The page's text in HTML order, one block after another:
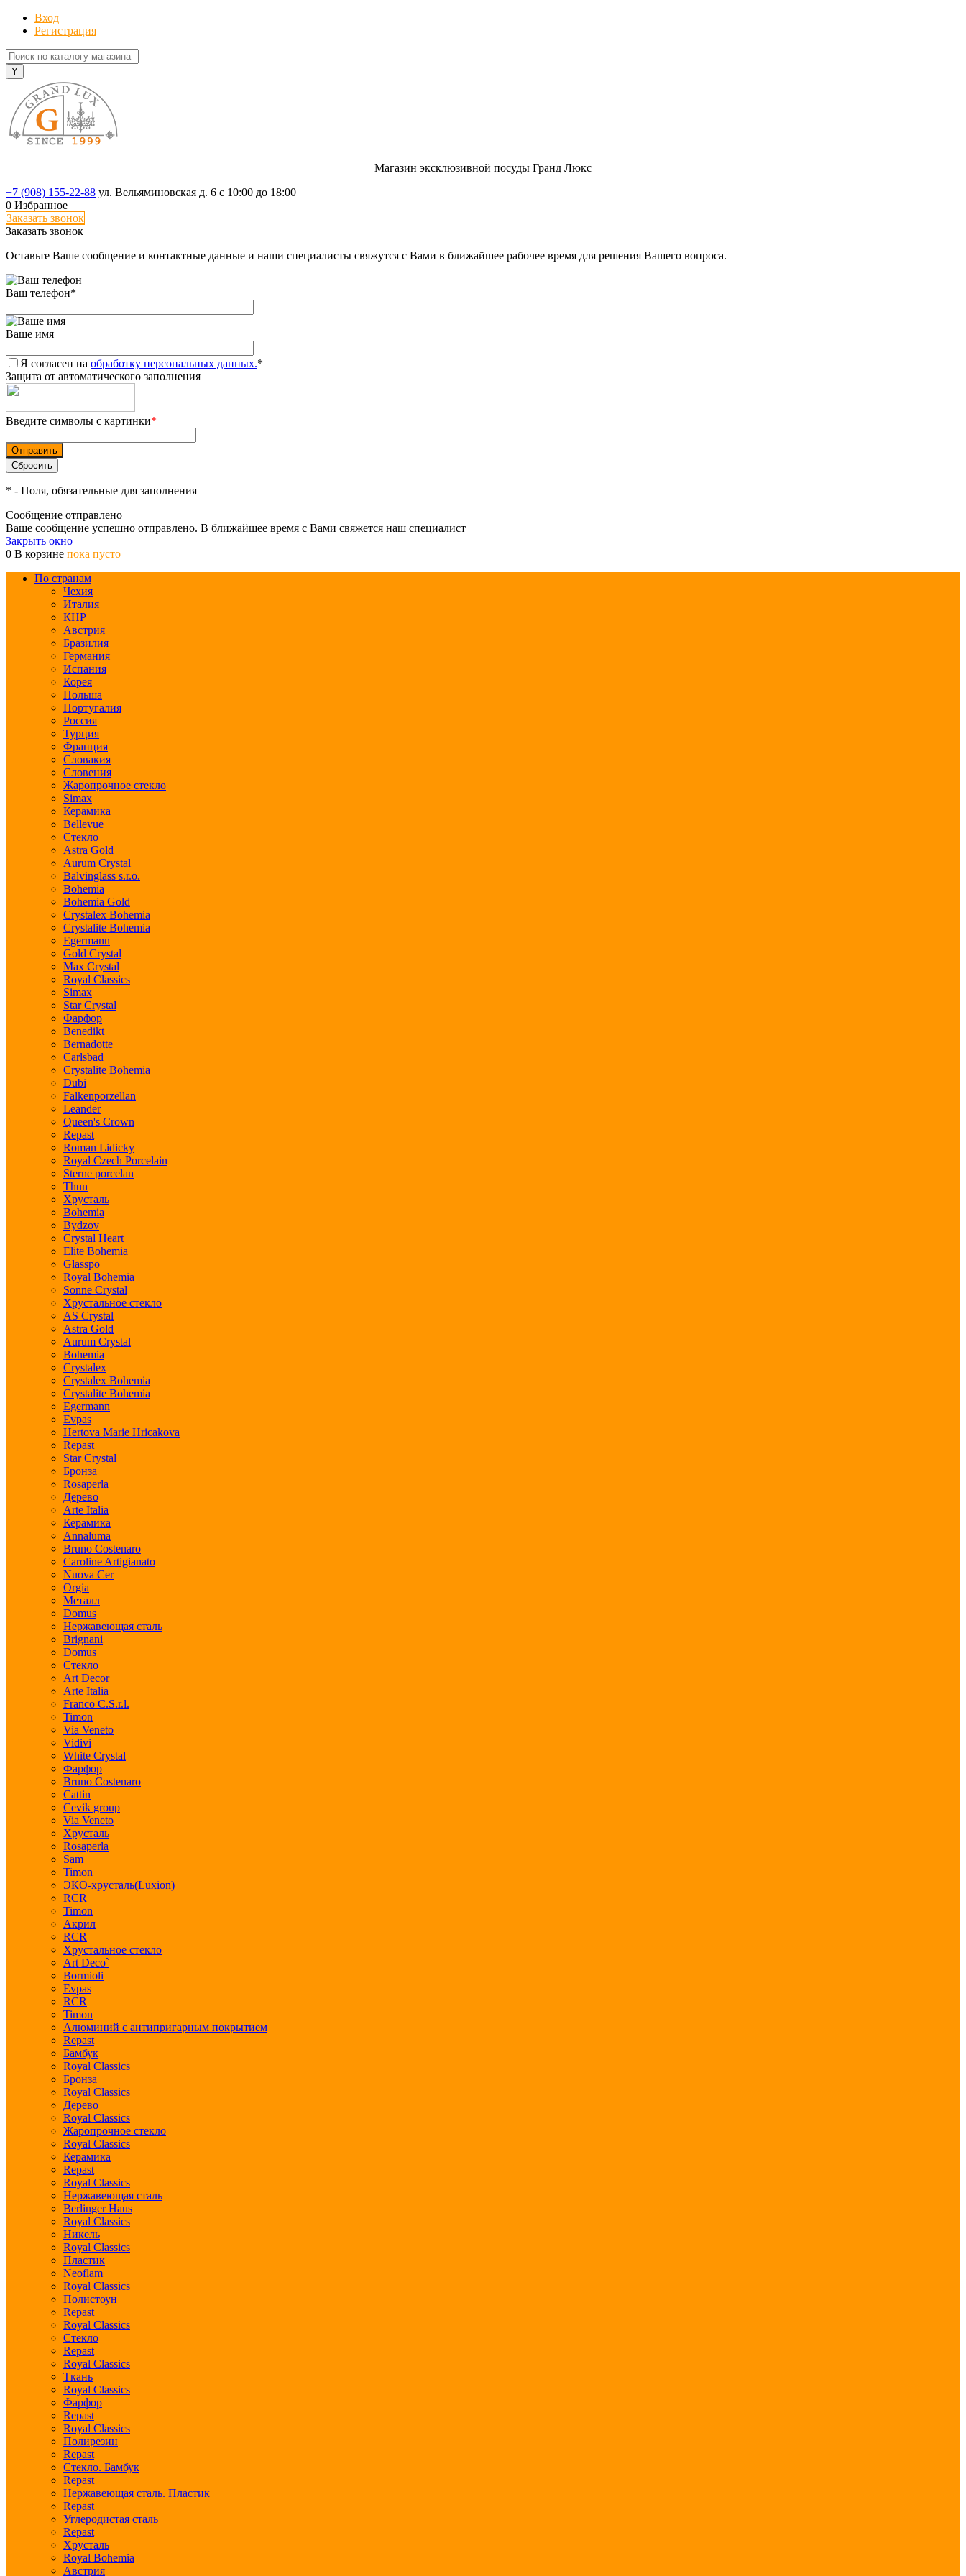
Вход
Регистрация
Магазин эксклюзивной посуды Гранд Люкс
+7 (908) 155-22-88 ул. Вельяминовская д. 6 с 10:00 до 18:00
0 Избранное
Заказать звонок
Заказать звонок
Оставьте Ваше сообщение и контактные данные и наши специалисты свяжутся с Вами в ближайшее рабочее время для решения Вашего вопроса.
Ваш телефон*
Ваше имя
Я согласен на обработку персональных данных.*
Защита от автоматического заполнения
Введите символы с картинки*
* - Поля, обязательные для заполнения
Сообщение отправлено
Ваше сообщение успешно отправлено. В ближайшее время с Вами свяжется наш специалист
Закрыть окно
0 В корзине пока пусто
По странам
Чехия
Италия
КНР
Австрия
Бразилия
Германия
Испания
Корея
Польша
Португалия
Россия
Турция
Франция
Словакия
Словения
Жаропрочное стекло
Simax
Керамика
Bellevue
Стекло
Astra Gold
Aurum Crystal
Balvinglass s.r.o.
Bohemia
Bohemia Gold
Crystalex Bohemia
Crystalite Bohemia
Egermann
Gold Crystal
Max Crystal
Royal Classics
Simax
Star Crystal
Фарфор
Benedikt
Bernadotte
Carlsbad
Crystalite Bohemia
Dubi
Falkenporzellan
Leander
Queen's Crown
Repast
Roman Lidicky
Royal Czech Porcelain
Sterne porcelan
Thun
Хрусталь
Bohemia
Bydzov
Crystal Heart
Elite Bohemia
Glasspo
Royal Bohemia
Sonne Crystal
Хрустальное стекло
AS Crystal
Astra Gold
Aurum Crystal
Bohemia
Crystalex
Crystalex Bohemia
Crystalite Bohemia
Egermann
Evpas
Hertova Marie Hricakova
Repast
Star Crystal
Бронза
Rosaperla
Дерево
Arte Italia
Керамика
Annaluma
Bruno Costenaro
Caroline Artigianato
Nuova Cer
Orgia
Металл
Domus
Нержавеющая сталь
Brignani
Domus
Стекло
Art Decor
Arte Italia
Franco C.S.r.l.
Timon
Via Veneto
Vidivi
White Crystal
Фарфор
Bruno Costenaro
Cattin
Cevik group
Via Veneto
Хрусталь
Rosaperla
Sam
Timon
ЭКО-хрусталь(Luxion)
RCR
Timon
Акрил
RCR
Хрустальное стекло
Art Deco`
Bormioli
Evpas
RCR
Timon
Алюминий с антипригарным покрытием
Repast
Бамбук
Royal Classics
Бронза
Royal Classics
Дерево
Royal Classics
Жаропрочное стекло
Royal Classics
Керамика
Repast
Royal Classics
Нержавеющая сталь
Berlinger Haus
Royal Classics
Никель
Royal Classics
Пластик
Neoflam
Royal Classics
Полистоун
Repast
Royal Classics
Стекло
Repast
Royal Classics
Ткань
Royal Classics
Фарфор
Repast
Royal Classics
Полирезин
Repast
Стекло. Бамбук
Repast
Нержавеющая сталь. Пластик
Repast
Углеродистая сталь
Repast
Хрусталь
Royal Bohemia
Австрия